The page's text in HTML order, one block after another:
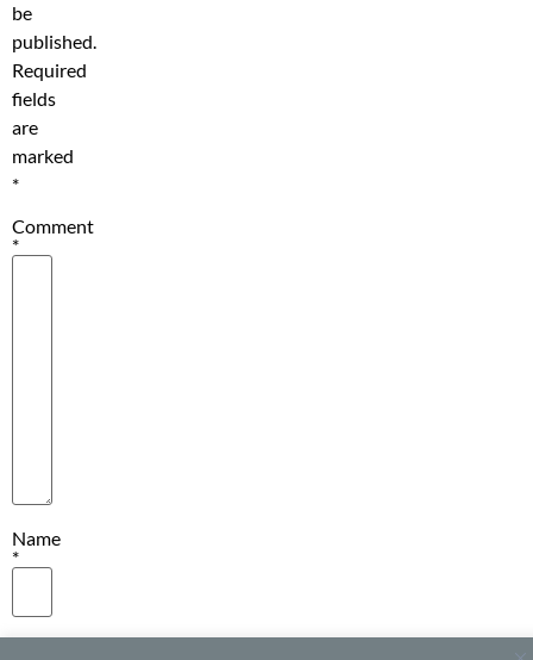
be
published.
Required
fields
are
marked
*
Comment
*
Name
*
Email